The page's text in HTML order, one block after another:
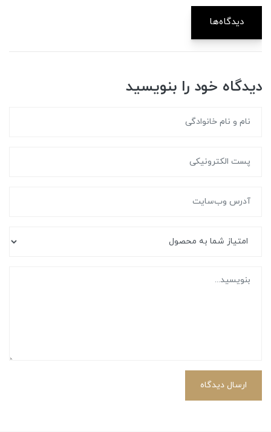
دیدگاه‌ها
دیدگاه خود را بنویسید
ارسال دیدگاه